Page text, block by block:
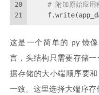
20
21
# 附加原始应用
这是一个简单的 py 镜
言，头结构只需要存储
据存储的大小端顺序要
一致。这里选择大端序